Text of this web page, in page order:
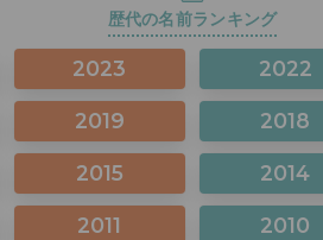
歴代の名前ランキング
2023 2022
2019 2018
2015 2014
2011 2010